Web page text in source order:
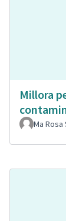
Millora
Ma Rosa